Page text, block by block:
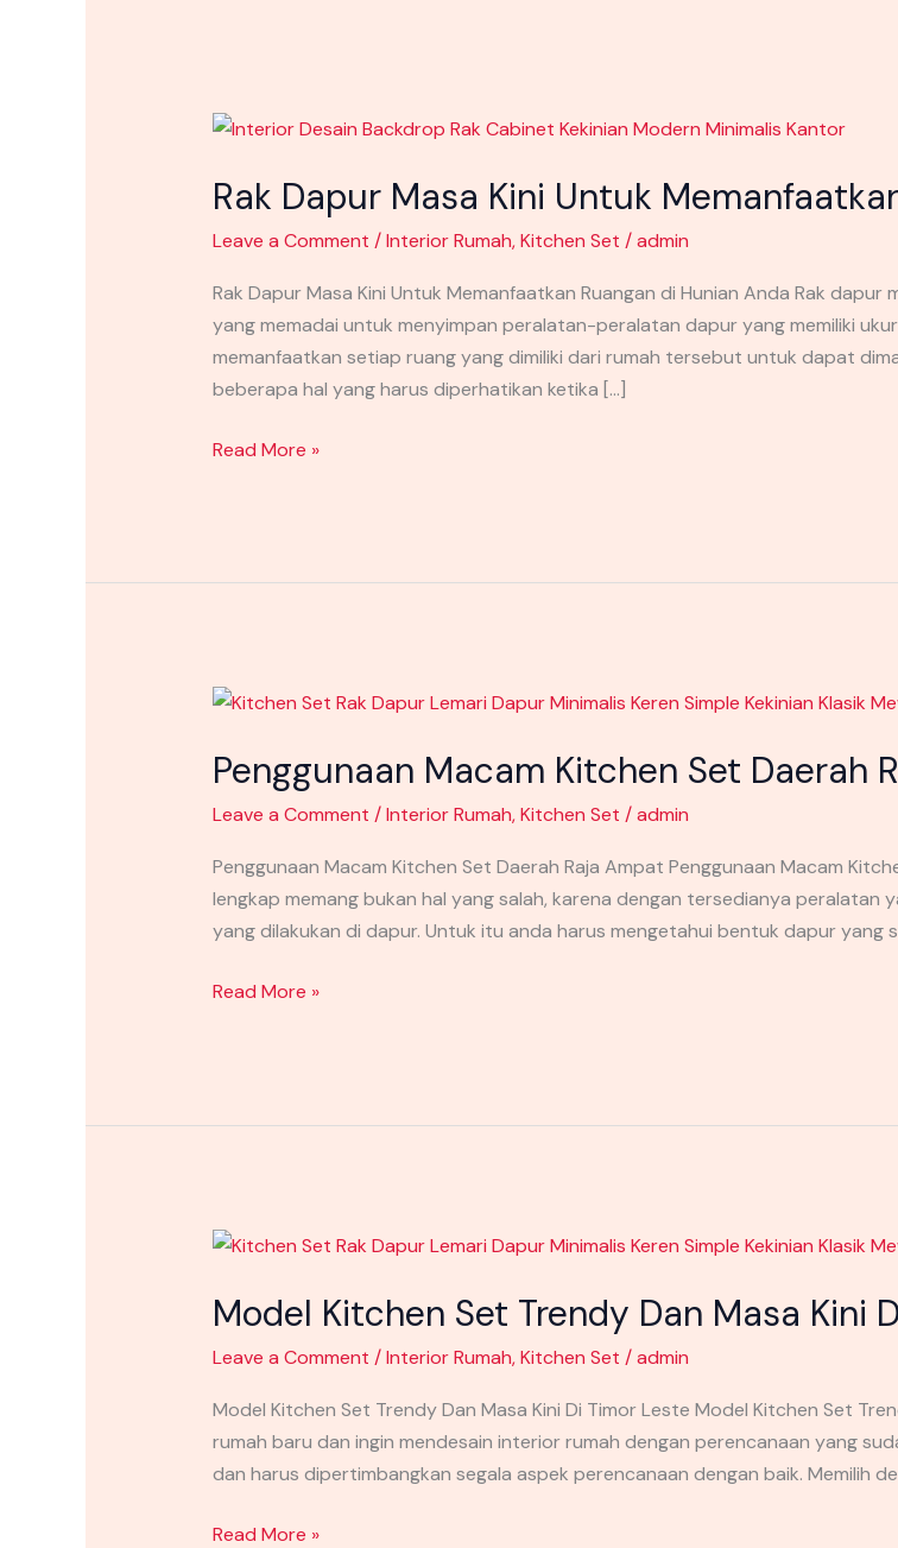
Rak Dapur Masa Kini Untuk
Leave a Comment /Interior Rumah,Kitchen Set /admin
Rak Dapur Masa Kini Untuk Memanfaatkan Ruangan di Hunian Anda Rak
yang memadai untuk menyimpan peralatan-peralatan dapur yang memiliki
memanfaatkan setiap ruang yang dimiliki dari rumah tersebut untuk dapat
beberapa hal yang harus diperhatikan ketika […]
Rak
Masa
Untuk
Memanfaatkan
Ruangan
di
Hunian
Read More »
Penggunaan Macam Kitchen Set Daerah
Leave a Comment /Interior Rumah,Kitchen Set /admin
Penggunaan Macam Kitchen Set Daerah Raja Ampat Penggunaan Macam
lengkap memang bukan hal yang salah, karena dengan tersedianya peralatan
yang dilakukan di dapur. Untuk itu anda harus mengetahui bentuk dapur yang
Penggunaan
Kitchen
Daerah
Raja
Ampat
Read More »
Model Kitchen Set Trendy Dan Masa Kini
Leave a Comment /Interior Rumah,Kitchen Set /admin
Model Kitchen Set Trendy Dan Masa Kini Di Timor Leste Model Kitchen Set
rumah baru dan ingin mendesain interior rumah dengan perencanaan yang
dan harus dipertimbangkan segala aspek perencanaan dengan baik. Memilih
Model
Set
Dan
Masa
Kini
Di
Leste
Read More »